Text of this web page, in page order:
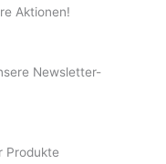
Aktionen!
Newsletter-
Produkte